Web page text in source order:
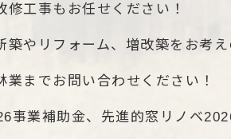
修工事もお任せください！
築やリフォーム、増改築をお考え
業までお問い合わせください！
事業補助金、先進的窓リノベ